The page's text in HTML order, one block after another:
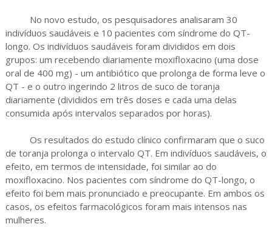
No novo estudo, os pesquisadores analisaram 30
indivíduos saudáveis e 10 pacientes com síndrome do QT-
longo. Os indivíduos saudáveis foram divididos em dois
grupos: um recebendo diariamente moxifloxacino (uma dose
oral de 400 mg) - um antibiótico que prolonga de forma leve o
QT - e o outro ingerindo 2 litros de suco de toranja
diariamente (divididos em três doses e cada uma delas
consumida após intervalos separados por horas).
Os resultados do estudo clínico confirmaram que o suco
de toranja prolonga o intervalo QT. Em indivíduos saudáveis, o
efeito, em termos de intensidade, foi similar ao do
moxifloxacino. Nos pacientes com síndrome do QT-longo, o
efeito foi bem mais pronunciado e preocupante. Em ambos os
casos, os efeitos farmacológicos foram mais intensos nas
mulheres.